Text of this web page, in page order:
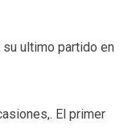
ultimo partido en
El primer